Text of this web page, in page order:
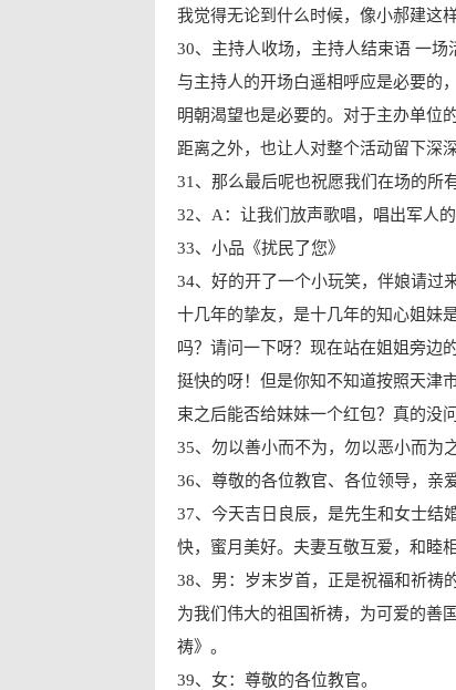
我觉得无论到什么时候，像小郝建这
30、主持人收场，主持人结束语 一
与主持人的开场白遥相呼应是必要的
明朝渴望也是必要的。对于主办单位
距离之外，也让人对整个活动留下深深
31、那么最后呢也祝愿我们在场的所
32、A：让我们放声歌唱，唱出军人的
33、小品《扰民了您》
34、好的开了一个小玩笑，伴娘请过
十几年的挚友，是十几年的知心姐妹
吗？请问一下呀？现在站在姐姐旁边
挺快的呀！但是你知不知道按照天津
束之后能否给妹妹一个红包？真的没
35、勿以善小而不为，勿以恶小而为之
36、尊敬的各位教官、各位领导，亲
37、今天吉日良辰，是先生和女士结
快，蜜月美好。夫妻互敬互爱，和睦
38、男：岁末岁首，正是祝福和祈祷
为我们伟大的祖国祈祷，为可爱的善
祷》。
39、女：尊敬的各位教官。